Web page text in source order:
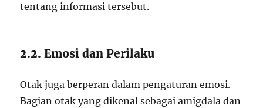
tentang informasi tersebut.
2.2. Emosi dan Perilaku
Otak juga berperan dalam pengaturan emosi.
Bagian otak yang dikenal sebagai amigdala dan